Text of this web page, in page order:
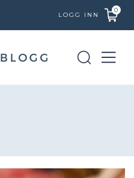
LOGG INN
0